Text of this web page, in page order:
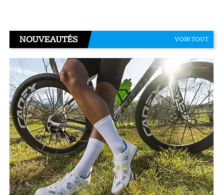
NOUVEAUTÉS VOIR TOUT